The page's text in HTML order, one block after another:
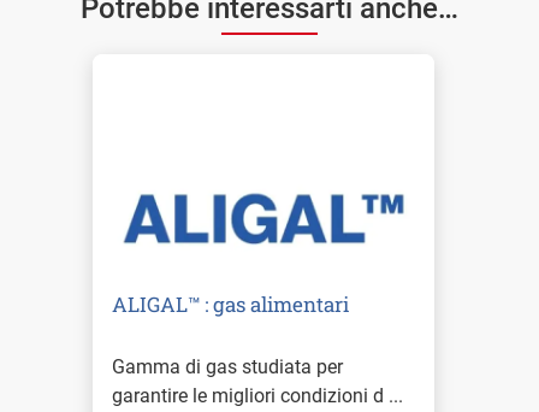
Potrebbe interessarti anche…
ALIGAL™ : gas alimentari
Gamma di gas studiata per
garantire le migliori condizioni d ...